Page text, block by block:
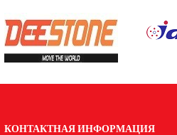
КОНТАКТНАЯ ИНФОРМАЦИЯ